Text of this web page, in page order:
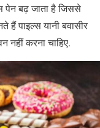
पेन बढ़ जाता है जिससे
पाइल्स यानी बवासीर
नहीं करना चाहिए.